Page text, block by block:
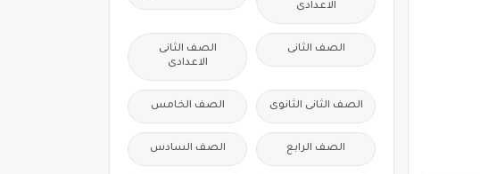
الاعدادى
الصف الثانى
الصف الثانى
الاعدادى
الصف الثانى الثانوى الصف الخامس
الصف الرابع الصف السادس